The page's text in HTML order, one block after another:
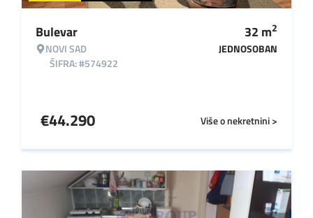
Bulevar
NOVI SAD
ŠIFRA: #574922
32 m2
JEDNOSOBAN
Više o nekretnini >
€44.290